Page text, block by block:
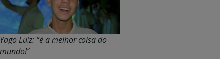
Yago Luiz: “é a melhor coisa do
mundo!”